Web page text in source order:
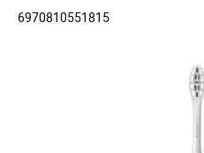
6970810551815